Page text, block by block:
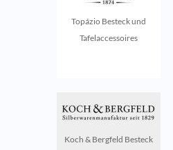
Topázio Besteck und
Tafelaccessoires
Koch & Bergfeld Besteck